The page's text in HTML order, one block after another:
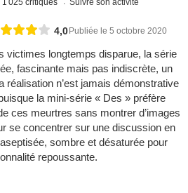
4,0Publiée le 5 octobre 2020
victimes longtemps disparue, la série
fascinante mais pas indiscrète, un
réalisation n’est jamais démonstrative
la mini-série « Des » préfère
ces meurtres sans montrer d’images
se concentrer sur une discussion en
sombre et désaturée pour
repoussante.